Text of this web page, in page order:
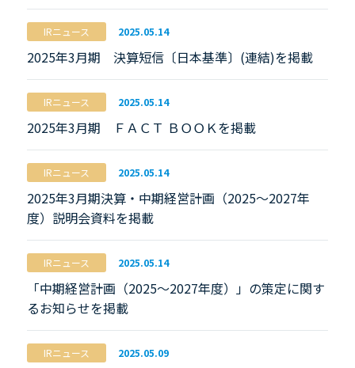
IRニュース 2025.05.14
2025年3月期 決算短信〔日本基準〕(連結)を掲載
IRニュース 2025.05.14
2025年3月期 ＦＡＣＴ ＢＯＯＫを掲載
IRニュース 2025.05.14
2025年3月期決算・中期経営計画（2025～2027年
度）説明会資料を掲載
IRニュース 2025.05.14
「中期経営計画（2025～2027年度）」の策定に関す
るお知らせを掲載
IRニュース 2025.05.09